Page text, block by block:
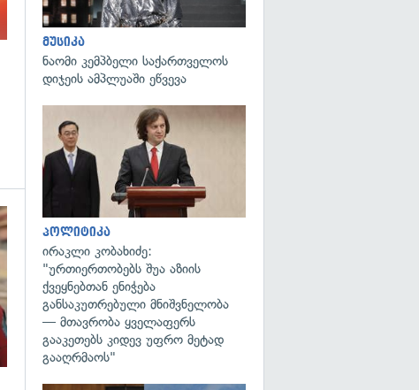
მუსიკა
ნაომი კემპბელი საქართველოს
დიჯეის ამპლუაში ეწვევა
პოლიტიკა
ირაკლი კობახიძე:
"ურთიერთობებს შუა აზიის
ქვეყნებთან ენიჭება
განსაკუთრებული მნიშვნელობა
— მთავრობა ყველაფერს
გააკეთებს კიდევ უფრო მეტად
გააღრმაოს"